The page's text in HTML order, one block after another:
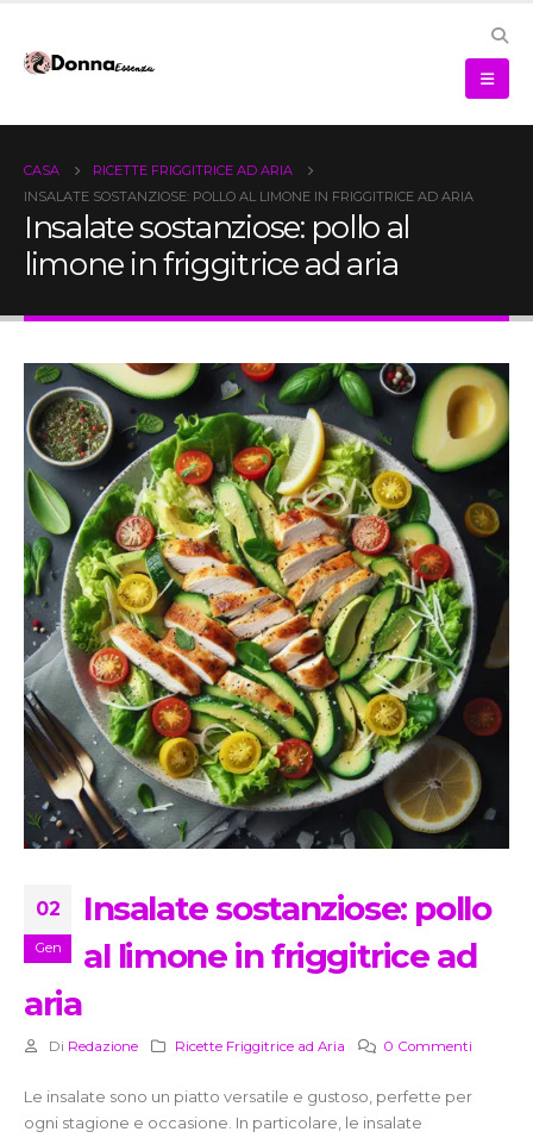
CASA
RICETTE FRIGGITRICE AD ARIA
INSALATE SOSTANZIOSE: POLLO AL LIMONE IN FRIGGITRICE AD ARIA
Insalate sostanziose: pollo al
limone in friggitrice ad aria
02
Gen
Insalate sostanziose: pollo
al limone in friggitrice ad
aria
Di Redazione Ricette Friggitrice ad Aria 0 Commenti
Le insalate sono un piatto versatile e gustoso, perfette per
ogni stagione e occasione. In particolare, le insalate